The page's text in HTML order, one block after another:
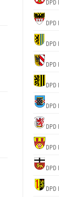
DPD
DPD
DPD
DPD
DPD
DPD
DPD
DPD
DPD
DPD